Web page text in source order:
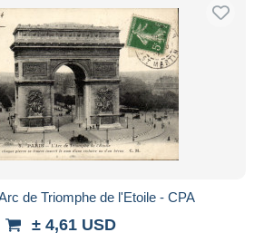
de Triomphe de l'Etoile - CPA
± 4,61 USD